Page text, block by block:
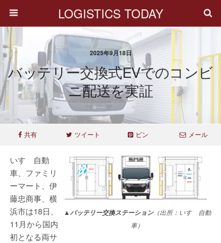
LOGISTICS TODAY
2025年9月18日
バッテリー交換式EVでのコンビ
ニ配送を実証
共有 ツイート ピン メール
▲バッテリー交換ステーション（出所：いすゞ自動
車）
いすゞ自動
車、ファミリ
ーマート、伊
藤忠商事、横
浜市は18日、
11月から国内
初となる両サ